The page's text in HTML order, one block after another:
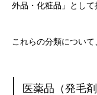
外品・化粧品」として
これらの分類について
医薬品（発毛剤